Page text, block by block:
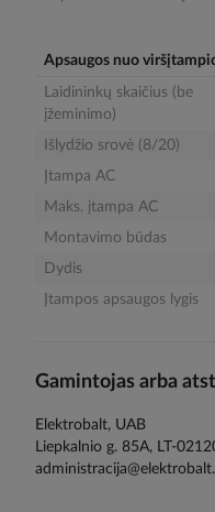
Apsaugos nuo
Laidininkų skaičius (be
įžeminimo)
Išlydžio srovė (8/20)
Įtampa AC
Maks. įtampa AC
Montavimo būdas
Dydis
Įtampos apsaugos lygis
Gamintojas arba
Elektrobalt, UAB
Liepkalnio g. 85A, LT-